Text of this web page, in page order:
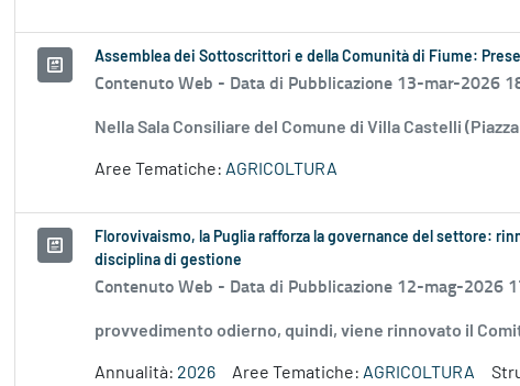
Assemblea dei Sottoscrittori e della Comunità di Fiume:
Contenuto Web - Data di Pubblicazione 13-mar-2026
Nella Sala Consiliare del Comune di Villa Castelli
Aree Tematiche: AGRICOLTURA
Florovivaismo, la Puglia rafforza la governance del settore:
disciplina di gestione
Contenuto Web - Data di Pubblicazione 12-mag-2026
provvedimento odierno, quindi, viene rinnovato il
Annualità: 2026 Aree Tematiche: AGRICOLTURA